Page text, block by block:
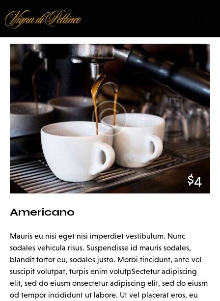
$4
Americano
Mauris eu nisi eget nisi imperdiet vestibulum. Nunc
sodales vehicula risus. Suspendisse id mauris sodales,
blandit tortor eu, sodales justo. Morbi tincidunt, ante vel
suscipit volutpat, turpis enim volutpSectetur adipiscing
elit, sed do eiusm onsectetur adipiscing elit, sed do eiusm
od tempor incididunt ut labore. Ut vel placerat eros, eu